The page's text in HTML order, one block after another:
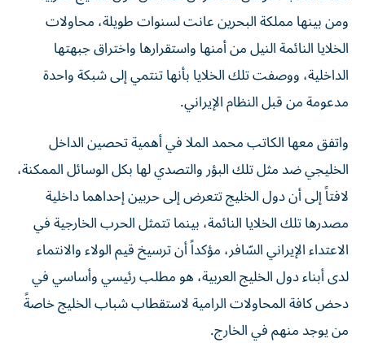
ومن بينها مملكة البحرين عانت لسنوات طويلة، محاولات
الخلايا النائمة النيل من أمنها واستقرارها واختراق جبهتها
الداخلية، ووصفت تلك الخلايا بأنها تنتمي إلى شبكة واحدة
مدعومة من قبل النظام الإيراني.
واتفق معها الكاتب محمد الملا في أهمية تحصين الداخل
الخليجي ضد مثل تلك البؤر والتصدي لها بكل الوسائل الممكنة،
لافتاً إلى أن دول الخليج تتعرض إلى حربين إحداهما داخلية
مصدرها تلك الخلايا النائمة، بينما تتمثل الحرب الخارجية في
الاعتداء الإيراني السّافر، مؤكداً أن ترسيخ قيم الولاء والانتماء
لدى أبناء دول الخليج العربية، هو مطلب رئيسي وأساسي في
دحض كافة المحاولات الرامية لاستقطاب شباب الخليج خاصةً
من يوجد منهم في الخارج.